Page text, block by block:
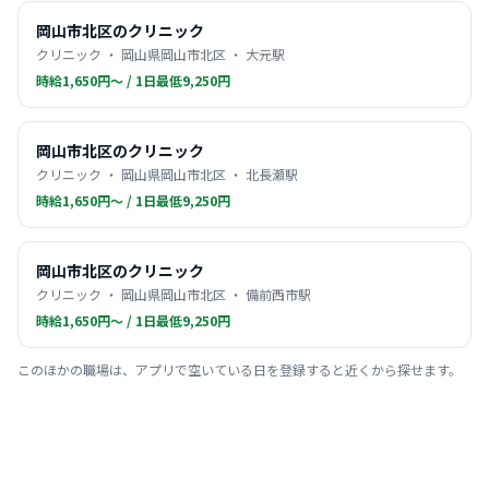
岡山市北区のクリニック
クリニック ・ 岡山県岡山市北区 ・ 大元駅
時給1,650円〜 / 1日最低9,250円
岡山市北区のクリニック
クリニック ・ 岡山県岡山市北区 ・ 北長瀬駅
時給1,650円〜 / 1日最低9,250円
岡山市北区のクリニック
クリニック ・ 岡山県岡山市北区 ・ 備前西市駅
時給1,650円〜 / 1日最低9,250円
このほかの職場は、アプリで空いている日を登録すると近くから探せます。